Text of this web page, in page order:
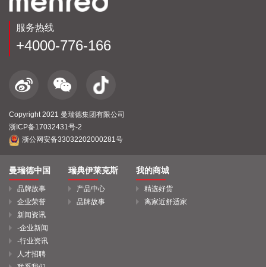
服务热线
+4000-776-166
Copyright 2021 曼瑞德集团有限公司
浙ICP备17032431号-2
浙公网安备33032202000281号
曼瑞德中国
品牌故事
企业荣誉
新闻资讯
-企业新闻
-行业资讯
人才招聘
瑞典伊莱克斯
产品中心
品牌故事
我的商城
精选好货
离家近舒适家